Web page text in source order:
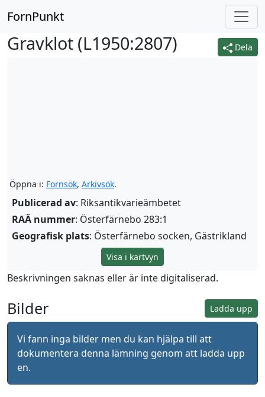
FornPunkt
Dela
Gravklot (L1950:2807)
Öppna i: Fornsök, Arkivsök.
Publicerad av: Riksantikvarieämbetet
RAÄ nummer: Österfärnebo 283:1
Geografisk plats: Österfärnebo socken, Gästrikland
Visa i kartvyn
Beskrivningen saknas eller är inte digitaliserad.
Ladda upp
Bilder
Vi fann inga bilder men du kan hjälpa till att
dokumentera denna lämning genom att ladda upp
en.